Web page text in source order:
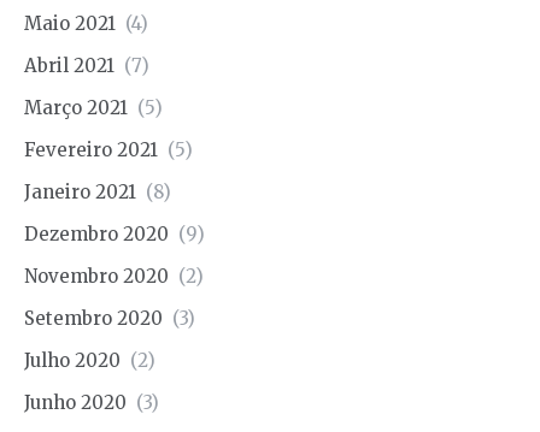
Maio 2021 (4)
Abril 2021 (7)
Março 2021 (5)
Fevereiro 2021 (5)
Janeiro 2021 (8)
Dezembro 2020 (9)
Novembro 2020 (2)
Setembro 2020 (3)
Julho 2020 (2)
Junho 2020 (3)